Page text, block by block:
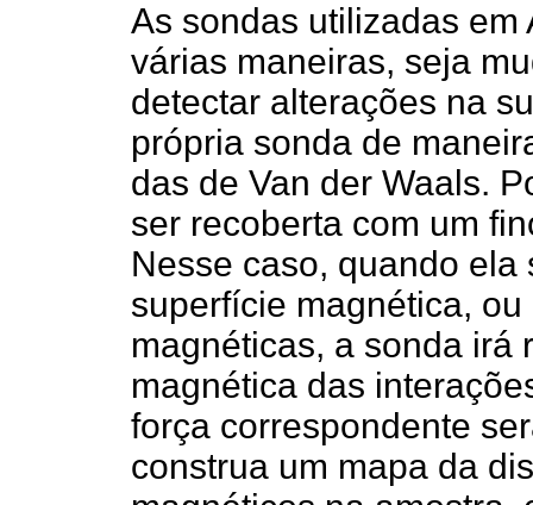
As sondas utilizadas
várias maneiras, seja
detectar alterações na
própria sonda de
das de Van der Waals.
ser recoberta com um
Nesse caso, quando
superfície magnética,
magnéticas, a sonda irá
magnética das
força correspondente
construa um mapa da